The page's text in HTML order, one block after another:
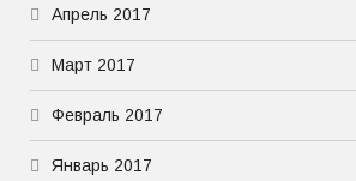
Апрель 2017
Март 2017
Февраль 2017
Январь 2017